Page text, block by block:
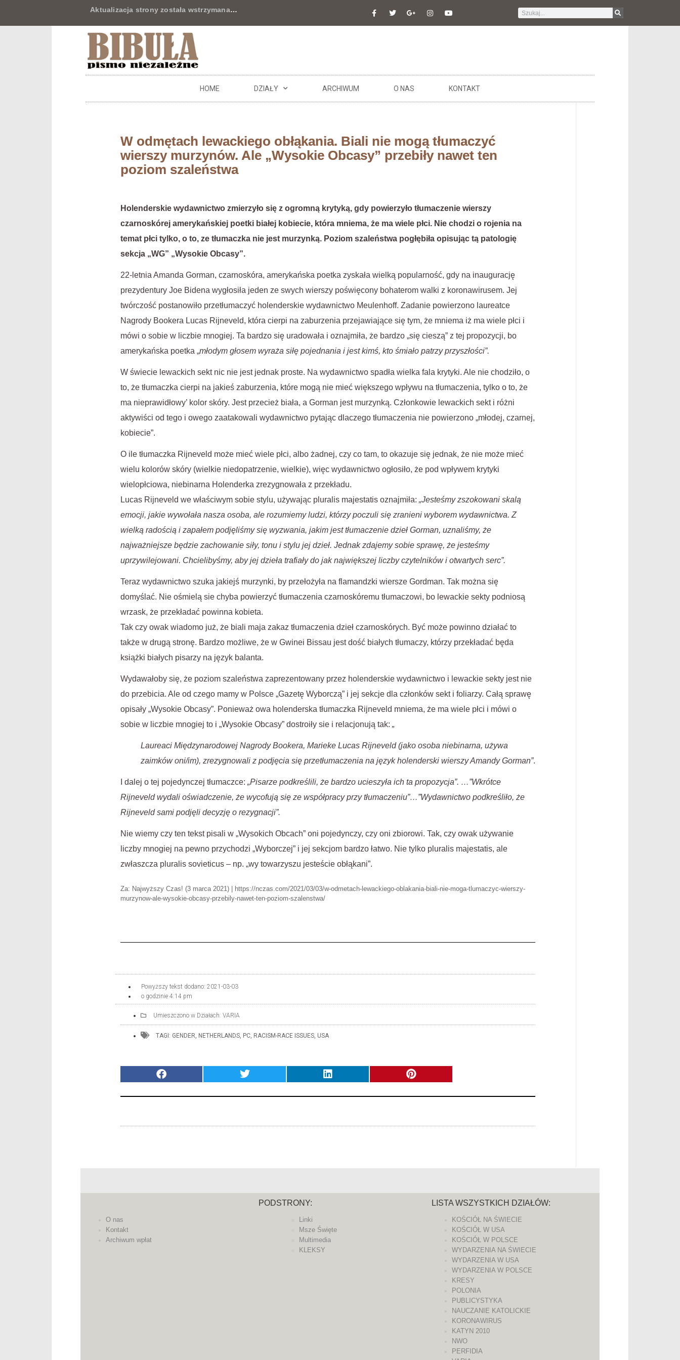
Aktualizacja strony została wstrzymana…
HOME DZIAŁY ARCHIWUM O NAS KONTAKT
W odmętach lewackiego obłąkania. Biali nie mogą tłumaczyć
wierszy murzynów. Ale „Wysokie Obcasy” przebiły nawet ten
poziom szaleństwa
Holenderskie wydawnictwo zmierzyło się z ogromną krytyką, gdy powierzyło tłumaczenie wierszy
czarnoskórej amerykańskiej poetki białej kobiecie, która mniema, że ma wiele płci. Nie chodzi o rojenia na
temat płci tylko, o to, ze tłumaczka nie jest murzynką. Poziom szaleństwa pogłębiła opisując tą patologię
sekcja „WG” „Wysokie Obcasy”.
22-letnia Amanda Gorman, czarnoskóra, amerykańska poetka zyskała wielką popularność, gdy na inaugurację
prezydentury Joe Bidena wygłosiła jeden ze swych wierszy poświęcony bohaterom walki z koronawirusem. Jej
twórczość postanowiło przetłumaczyć holenderskie wydawnictwo Meulenhoff. Zadanie powierzono laureatce
Nagrody Bookera Lucas Rijneveld, która cierpi na zaburzenia przejawiające się tym, że mniema iż ma wiele płci i
mówi o sobie w liczbie mnogiej. Ta bardzo się uradowała i oznajmiła, że bardzo „się cieszą” z tej propozycji, bo
amerykańska poetka „młodym głosem wyraża siłę pojednania i jest kimś, kto śmiało patrzy przyszłości”.
W świecie lewackich sekt nic nie jest jednak proste. Na wydawnictwo spadła wielka fala krytyki. Ale nie chodziło, o
to, że tłumaczka cierpi na jakieś zaburzenia, które mogą nie mieć większego wpływu na tłumaczenia, tylko o to, że
ma nieprawidłowy’ kolor skóry. Jest przecież biała, a Gorman jest murzynką. Członkowie lewackich sekt i różni
aktywiści od tego i owego zaatakowali wydawnictwo pytając dlaczego tłumaczenia nie powierzono „młodej, czarnej,
kobiecie”.
O ile tłumaczka Rijneveld może mieć wiele płci, albo żadnej, czy co tam, to okazuje się jednak, że nie może mieć
wielu kolorów skóry (wielkie niedopatrzenie, wielkie), więc wydawnictwo ogłosiło, że pod wpływem krytyki
wielopłciowa, niebinarna Holenderka zrezygnowała z przekładu.
Lucas Rijneveld we właściwym sobie stylu, używając pluralis majestatis oznajmiła: „Jesteśmy zszokowani skalą
emocji, jakie wywołała nasza osoba, ale rozumiemy ludzi, którzy poczuli się zranieni wyborem wydawnictwa. Z
wielką radością i zapałem podjęliśmy się wyzwania, jakim jest tłumaczenie dzieł Gorman, uznaliśmy, że
najważniejsze będzie zachowanie siły, tonu i stylu jej dzieł. Jednak zdajemy sobie sprawę, że jesteśmy
uprzywilejowani. Chcielibyśmy, aby jej dzieła trafiały do jak największej liczby czytelników i otwartych serc”.
Teraz wydawnictwo szuka jakiejś murzynki, by przełożyła na flamandzki wiersze Gordman. Tak można się
domyślać. Nie ośmielą sie chyba powierzyć tłumaczenia czarnoskóremu tłumaczowi, bo lewackie sekty podniosą
wrzask, że przekładać powinna kobieta.
Tak czy owak wiadomo już, że biali maja zakaz tłumaczenia dzieł czarnoskórych. Być może powinno działać to
także w drugą stronę. Bardzo możliwe, że w Gwinei Bissau jest dość białych tłumaczy, którzy przekładać będa
książki białych pisarzy na język balanta.
Wydawałoby się, że poziom szaleństwa zaprezentowany przez holenderskie wydawnictwo i lewackie sekty jest nie
do przebicia. Ale od czego mamy w Polsce „Gazetę Wyborczą” i jej sekcje dla członków sekt i foliarzy. Całą sprawę
opisały „Wysokie Obcasy”. Ponieważ owa holenderska tłumaczka Rijneveld mniema, że ma wiele płci i mówi o
sobie w liczbie mnogiej to i „Wysokie Obcasy” dostroiły sie i relacjonują tak: „
Laureaci Międzynarodowej Nagrody Bookera, Marieke Lucas Rijneveld (jako osoba niebinarna, używa
zaimków oni/im), zrezygnowali z podjęcia się przetłumaczenia na język holenderski wierszy Amandy Gorman”.
I dalej o tej pojedynczej tłumaczce: „Pisarze podkreślili, że bardzo ucieszyła ich ta propozycja”. …”Wkrótce
Rijneveld wydali oświadczenie, że wycofują się ze współpracy przy tłumaczeniu”…”Wydawnictwo podkreśliło, że
Rijneveld sami podjęli decyzję o rezygnacji”.
Nie wiemy czy ten tekst pisali w „Wysokich Obcach” oni pojedynczy, czy oni zbiorowi. Tak, czy owak używanie
liczby mnogiej na pewno przychodzi „Wyborczej” i jej sekcjom bardzo łatwo. Nie tylko pluralis majestatis, ale
zwłaszcza pluralis sovieticus – np. „wy towarzyszu jesteście obłąkani”.
Za: Najwyższy Czas! (3 marca 2021) | https://nczas.com/2021/03/03/w-odmetach-lewackiego-oblakania-biali-nie-moga-tlumaczyc-wierszy-
murzynow-ale-wysokie-obcasy-przebily-nawet-ten-poziom-szalenstwa/
Powyższy tekst dodano: 2021-03-03
o godzinie 4:14 pm
Umieszczono w Działach: VARIA
TAGI: GENDER, NETHERLANDS, PC, RACISM-RACE ISSUES, USA
O nas
Kontakt
Archiwum wpłat
PODSTRONY:
Linki
Msze Święte
Multimedia
KLEKSY
LISTA WSZYSTKICH DZIAŁÓW:
KOŚCIÓŁ NA ŚWIECIE
KOŚCIÓŁ W USA
KOŚCIÓŁ W POLSCE
WYDARZENIA NA ŚWIECIE
WYDARZENIA W USA
WYDARZENIA W POLSCE
KRESY
POLONIA
PUBLICYSTYKA
NAUCZANIE KATOLICKIE
KORONAWIRUS
KATYN 2010
NWO
PERFIDIA